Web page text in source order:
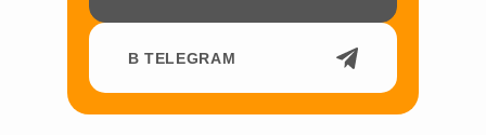
В TELEGRAM